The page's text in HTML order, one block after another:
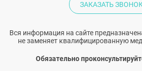
ЗАКАЗАТЬ
Вся информация на сайте
не заменяет квалифицированную
Обязательно